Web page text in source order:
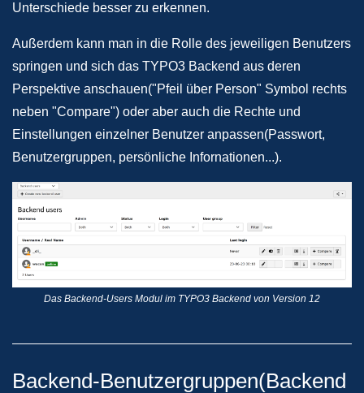
Unterschiede besser zu erkennen.
Außerdem kann man in die Rolle des jeweiligen Benutzers
springen und sich das TYPO3 Backend aus deren
Perspektive anschauen("Pfeil über Person" Symbol rechts
neben "Compare") oder aber auch die Rechte und
Einstellungen einzelner Benutzer anpassen(Passwort,
Benutzergruppen, persönliche Infornationen...).
Das Backend-Users Modul im TYPO3 Backend von Version 12
Backend-Benutzergruppen(Backend